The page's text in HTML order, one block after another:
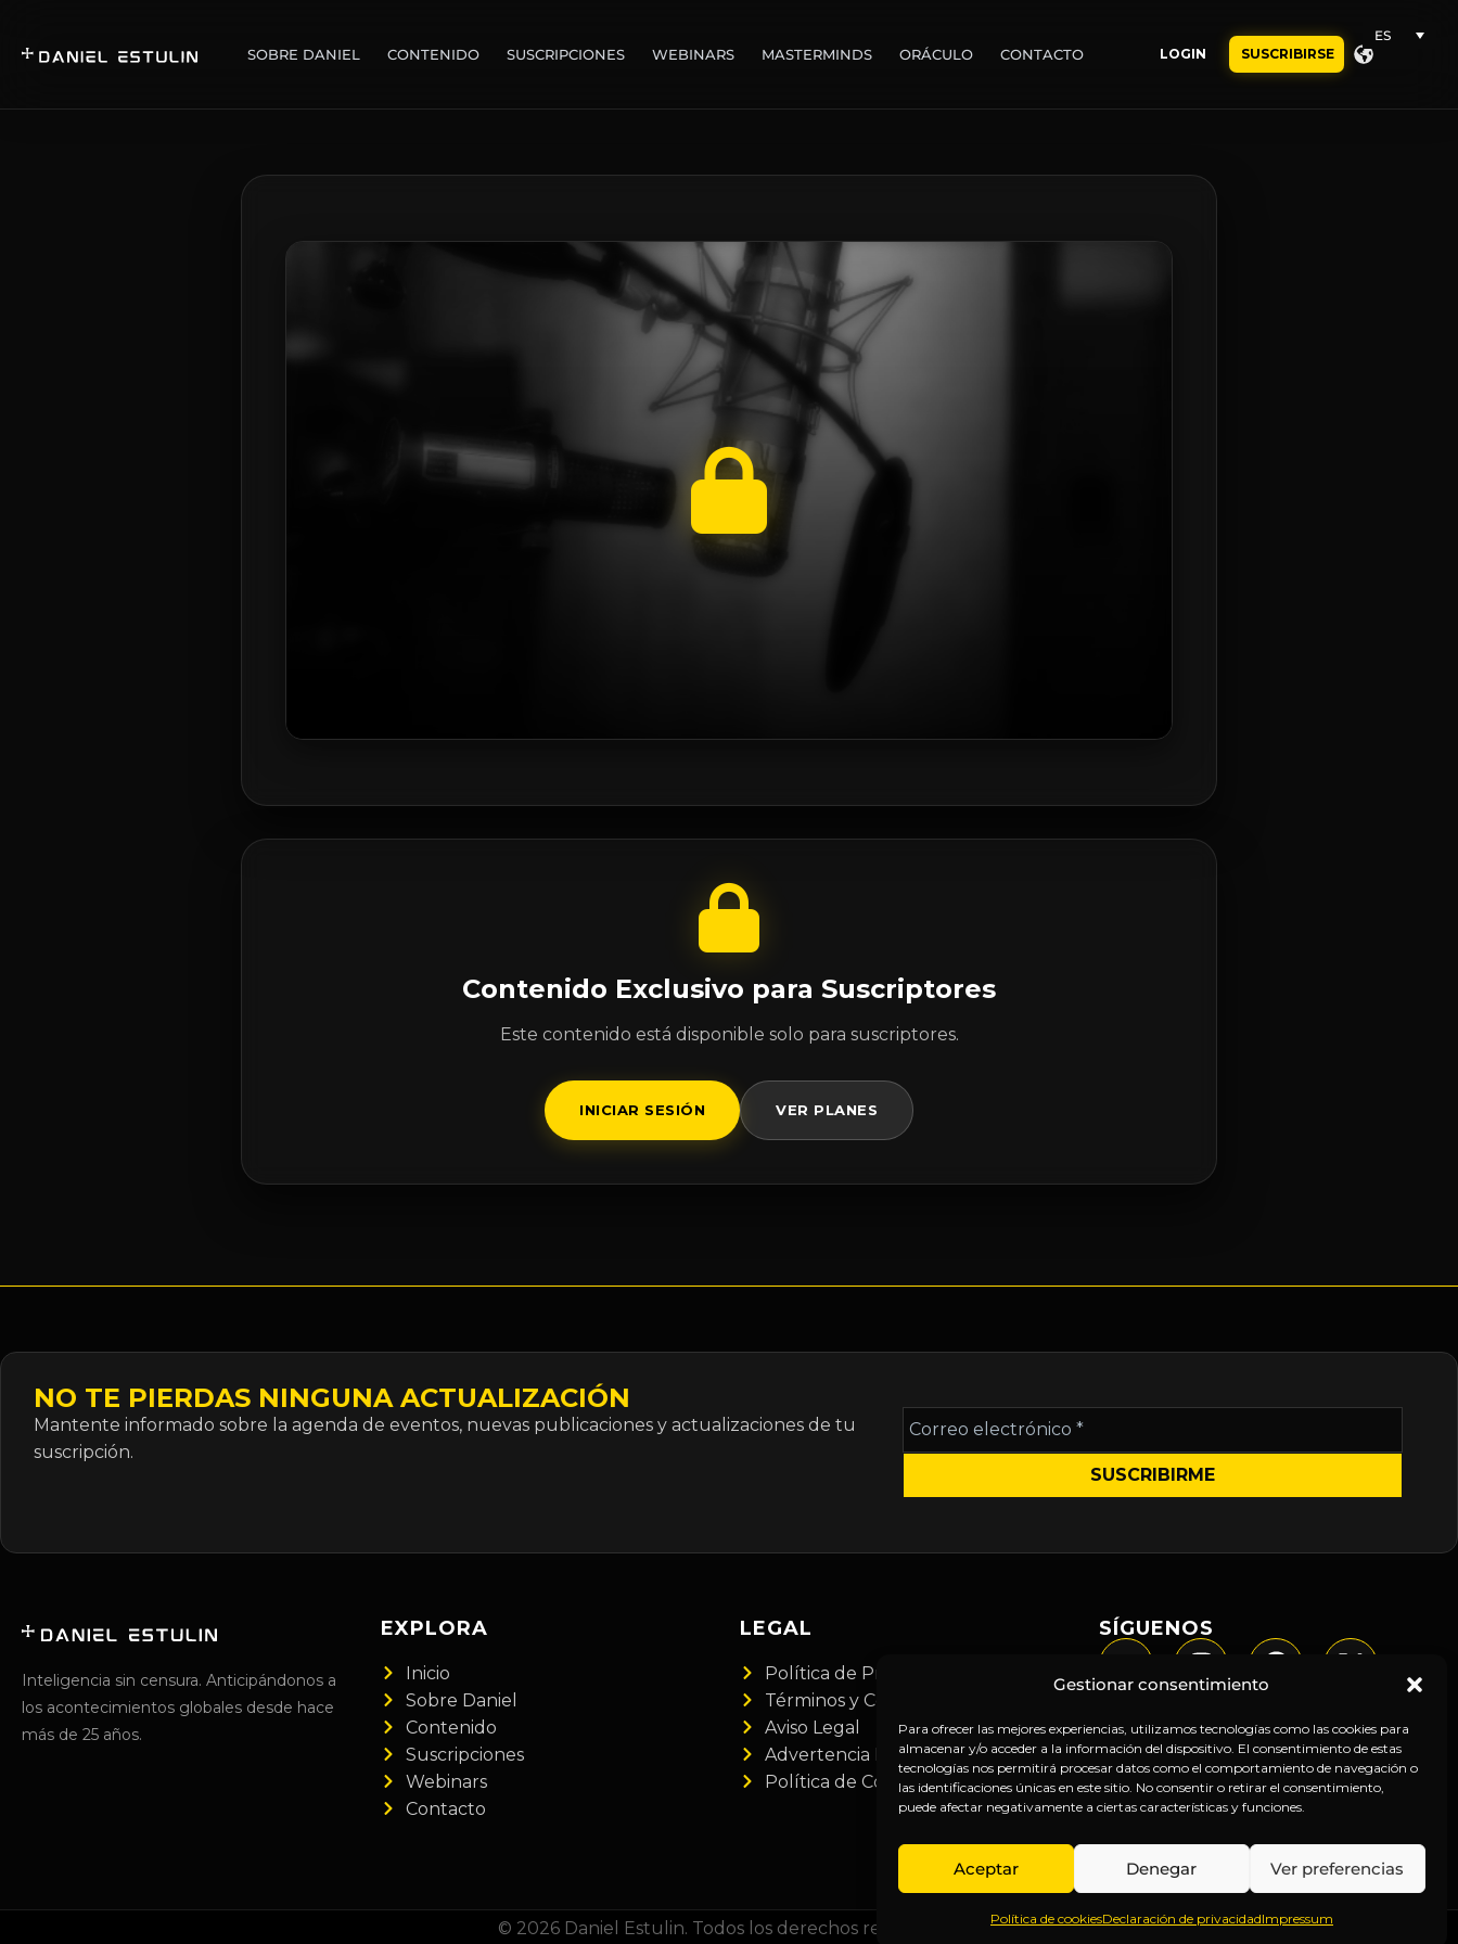
Gestionar consentimiento
Para ofrecer las mejores experiencias, utilizamos tecnologías como las cookies para
almacenar y/o acceder a la información del dispositivo. El consentimiento de estas
tecnologías nos permitirá procesar datos como el comportamiento de navegación o
las identificaciones únicas en este sitio. No consentir o retirar el consentimiento,
puede afectar negativamente a ciertas características y funciones.
Aceptar Denegar Ver preferencias
Política de cookiesDeclaración de privacidadImpressum
SOBRE DANIEL CONTENIDO SUSCRIPCIONES WEBINARS MASTERMINDS ORÁCULO CONTACTO LOGIN SUSCRIBIRSE
ES
Contenido Exclusivo para Suscriptores
Este contenido está disponible solo para suscriptores.
INICIAR SESIÓN VER PLANES
NO TE PIERDAS NINGUNA ACTUALIZACIÓN
Mantente informado sobre la agenda de eventos, nuevas publicaciones y actualizaciones de tu
suscripción.
Correo
electrónico
*
Inteligencia sin censura. Anticipándonos a
los acontecimientos globales desde hace
más de 25 años.
EXPLORA
Inicio
Sobre Daniel
Contenido
Suscripciones
Webinars
Contacto
LEGAL
Política de Privacidad
Términos y Condiciones
Aviso Legal
Advertencia Financiera
Política de Cookies
SÍGUENOS
© 2026 Daniel Estulin. Todos los derechos reservados.